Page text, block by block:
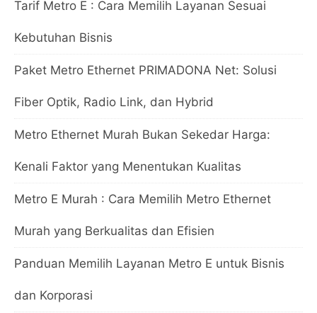
Tarif Metro E : Cara Memilih Layanan Sesuai
Kebutuhan Bisnis
Paket Metro Ethernet PRIMADONA Net: Solusi
Fiber Optik, Radio Link, dan Hybrid
Metro Ethernet Murah Bukan Sekedar Harga:
Kenali Faktor yang Menentukan Kualitas
Metro E Murah : Cara Memilih Metro Ethernet
Murah yang Berkualitas dan Efisien
Panduan Memilih Layanan Metro E untuk Bisnis
dan Korporasi